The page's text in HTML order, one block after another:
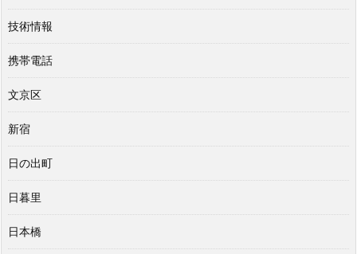
技術情報
携帯電話
文京区
新宿
日の出町
日暮里
日本橋